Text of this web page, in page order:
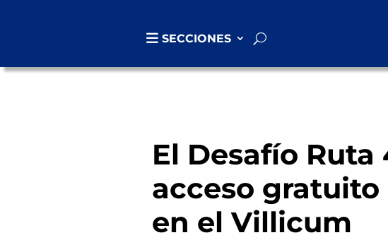
SECCIONES
El Desafío
acceso
en el Villicum